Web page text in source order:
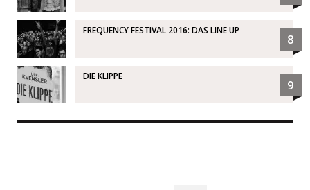
FREQUENCY FESTIVAL 2016: DAS LINE UP
8
DIE KLIPPE
9